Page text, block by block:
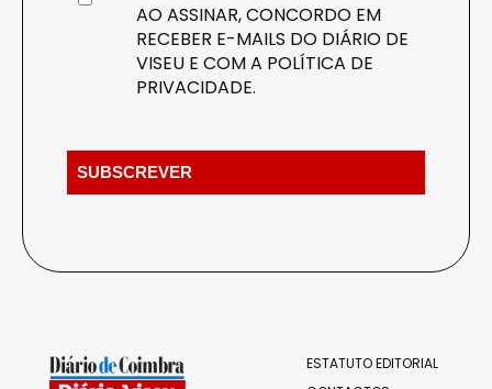
AO ASSINAR, CONCORDO EM
RECEBER E-MAILS DO DIÁRIO DE
VISEU E COM A POLÍTICA DE
PRIVACIDADE.
ESTATUTO EDITORIAL